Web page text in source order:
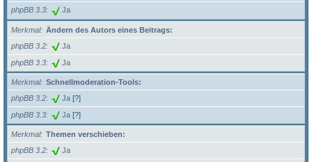
phpBB 3.3 Ja
Merkmal
Ändern des Autors eines Beitrags:
phpBB 3.2
Ja
phpBB 3.3 Ja
Merkmal
Schnellmoderation-Tools:
phpBB 3.2
Ja [?]
phpBB 3.3 Ja [?]
Merkmal
Themen verschieben:
phpBB 3.2
Ja